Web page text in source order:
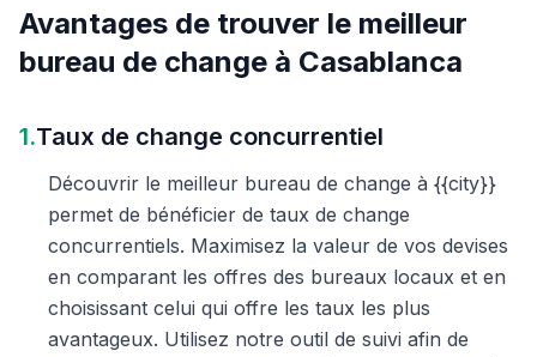
Avantages de trouver le meilleur
bureau de change à Casablanca
1.Taux de change concurrentiel
Découvrir le meilleur bureau de change à {{city}}
permet de bénéficier de taux de change
concurrentiels. Maximisez la valeur de vos devises
en comparant les offres des bureaux locaux et en
choisissant celui qui offre les taux les plus
avantageux. Utilisez notre outil de suivi afin de